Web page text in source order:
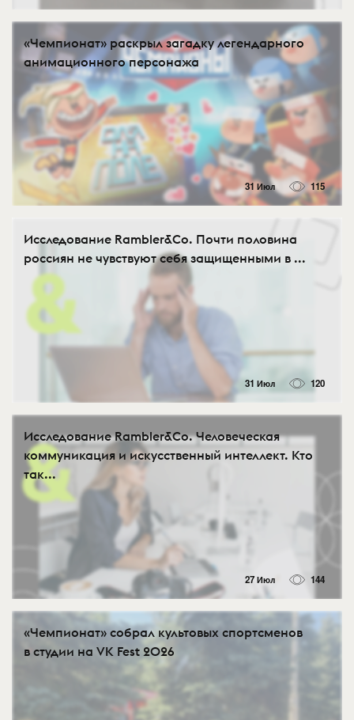
«Чемпионат» раскрыл загадку легендарного
анимационного персонажа
31 Июл 115
Исследование Rambler&Co. Почти половина
россиян не чувствуют себя защищенными в ...
31 Июл 120
Исследование Rambler&Co. Человеческая
коммуникация и искусственный интеллект. Кто
так...
27 Июл 144
«Чемпионат» собрал культовых спортсменов
в студии на VK Fest 2026